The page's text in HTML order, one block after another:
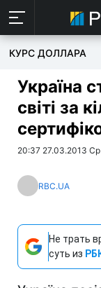
КУРС ДОЛЛАРА
Україна
світі за
20:37 27.03.2013 Ср
RBC.UA
Не трать
суть из